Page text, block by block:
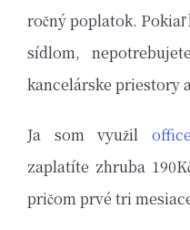
ročný poplatok.
sídlom,
kancelárske priestory
Ja som využil
zaplatíte zhruba
pričom prvé tri